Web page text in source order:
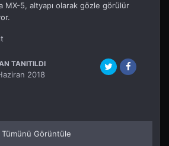
MX-5, altyapı olarak gözle görülür
TANITILDI
2018
Tümünü Görüntüle